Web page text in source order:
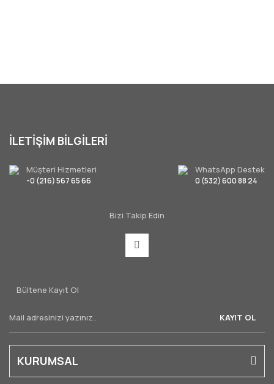
İLETİŞİM BİLGİLERİ
Müşteri Hizmetleri
-0 (216) 567 65 66
WhatsApp Destek
0 (532) 600 88 24
Bizi Takip Edin
Bültene Kayıt Ol
KAYIT OL
KURUMSAL